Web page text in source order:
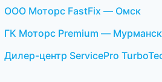
ООО Моторс FastFix — Омск
ГК Моторс Premium — Мурманск
Дилер-центр ServicePro